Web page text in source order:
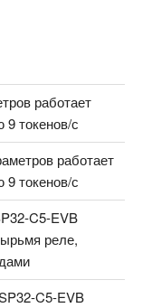
работает
9 токенов/с
работает
9 токенов/с
C5-EVB
реле,
C5-EVB